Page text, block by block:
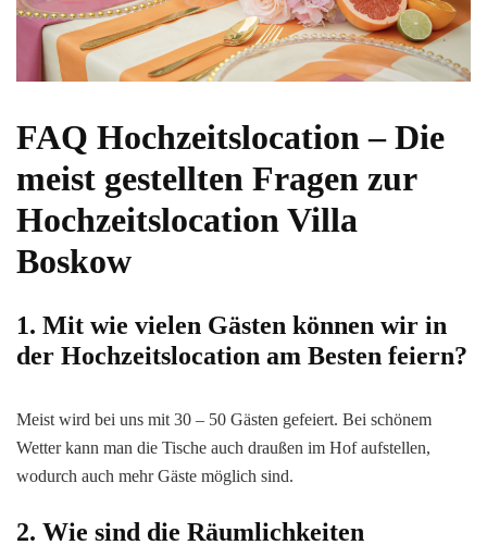
FAQ Hochzeitslocation – Die
meist gestellten Fragen zur
Hochzeitslocation Villa
Boskow
1. Mit wie vielen Gästen können wir in
der Hochzeitslocation am Besten feiern?
Meist wird bei uns mit 30 – 50 Gästen gefeiert. Bei schönem
Wetter kann man die Tische auch draußen im Hof aufstellen,
wodurch auch mehr Gäste möglich sind.
2. Wie sind die Räumlichkeiten